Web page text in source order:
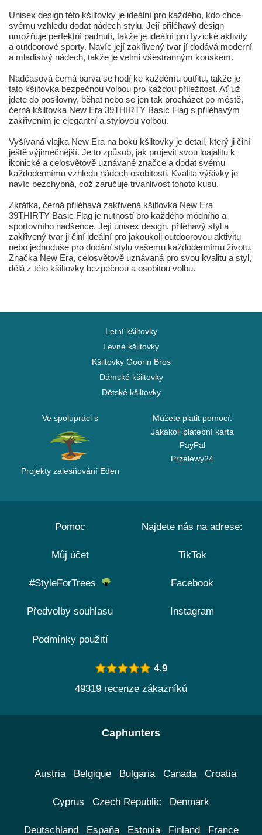
Unisex design této kšiltovky je ideální pro každého, kdo chce
svému vzhledu dodat nádech stylu. Její přiléhavý design
umožňuje perfektní padnutí, takže je ideální pro fyzické aktivity
a outdoorové sporty. Navíc její zakřivený tvar jí dodává moderní
a mladistvý nádech, takže je velmi všestranným kouskem.
Nadčasová černá barva se hodí ke každému outfitu, takže je
tato kšiltovka bezpečnou volbou pro každou příležitost. Ať už
jdete do posilovny, běhat nebo se jen tak procházet po městě,
černá kšiltovka New Era 39THIRTY Basic Flag s přiléhavým
zakřivením je elegantní a stylovou volbou.
Vyšívaná vlajka New Era na boku kšiltovky je detail, který ji činí
ještě výjimečnější. Je to způsob, jak projevit svou loajalitu k
ikonické a celosvětově uznávané značce a dodat svému
každodennímu vzhledu nádech osobitosti. Kvalita výšivky je
navíc bezchybná, což zaručuje trvanlivost tohoto kusu.
Zkrátka, černá přiléhavá zakřivená kšiltovka New Era
39THIRTY Basic Flag je nutností pro každého módního a
sportovního nadšence. Její unisex design, přiléhavý styl a
zakřivený tvar ji činí ideální pro jakoukoli outdoorovou aktivitu
nebo jednoduše pro dodání stylu vašemu každodennímu životu.
Značka New Era, celosvětově uznávaná pro svou kvalitu a styl,
dělá z této kšiltovky bezpečnou a osobitou volbu.
Letní kšiltovky
Levné kšiltovky
Kšiltovky Goorin Bros
Dámské kšiltovky
Dětské kšiltovky
Ve spolupráci s
Projekty zalesňování Eden
Můžete platit pomocí:
Jakákoli platební karta
PayPal
Przelewy24
Pomoc
Můj účet
#StyleForTrees
Předvolby souhlasu
Podmínky použití
Najdete nás na adrese:
TikTok
Facebook
Instagram
4.9
49319 recenze zákazníků
Caphunters
Austria Belgique Bulgaria Canada Croatia
Cyprus Czech Republic Denmark
Deutschland España Estonia Finland France